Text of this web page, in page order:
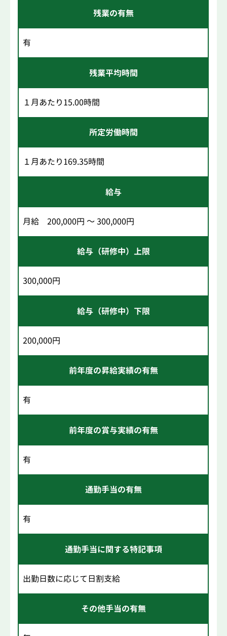
残業の有無
有
残業平均時間
１月あたり15.00時間
所定労働時間
１月あたり169.35時間
給与
月給 200,000円 ～ 300,000円
給与（研修中）上限
300,000円
給与（研修中）下限
200,000円
前年度の昇給実績の有無
有
前年度の賞与実績の有無
有
通勤手当の有無
有
通勤手当に関する特記事項
出勤日数に応じて日割支給
その他手当の有無